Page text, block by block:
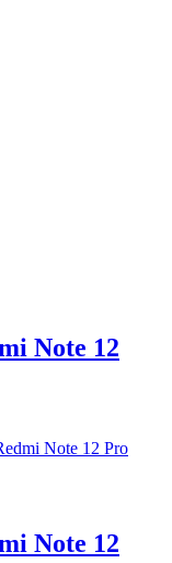
Note 12
Note 12